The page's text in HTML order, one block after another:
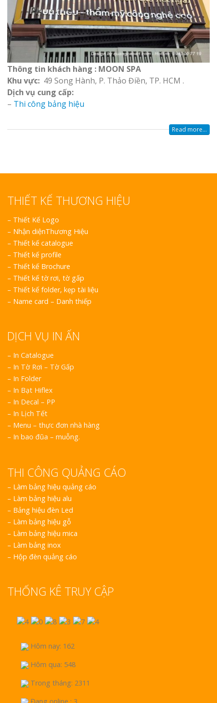
Thông tin khách hàng : MOON SPA
Khu vực: 49 Song Hành, P. Thảo Điền, TP. HCM .
Dịch vụ cung cấp:
– Thi công bảng hiệu
Read more...
THIẾT KẾ THƯƠNG HIỆU
– Thiết Kế Logo
– Nhận diệnThương Hiệu
– Thiết kế catalogue
– Thiết kế profile
– Thiết kế Brochure
– Thiết kế tờ rơi, tờ gấp
– Thiết kế folder, kẹp tài liệu
– Name card – Danh thiếp
DỊCH VỤ IN ẤN
– In Catalogue
– In Tờ Rơi – Tờ Gấp
– In Folder
– In Bạt Hiflex
– In Decal – PP
– In Lịch Tết
– Menu – thực đơn nhà hàng
– In bao đũa – muỗng.
THI CÔNG QUẢNG CÁO
– Làm bảng hiệu quảng cáo
– Làm bảng hiệu alu
– Bảng hiệu đèn Led
– Làm bảng hiệu gỗ
– Làm bảng hiệu mica
– Làm bảng inox
– Hộp đèn quảng cáo
THỐNG KÊ TRUY CẬP
Hôm nay: 162
Hôm qua: 548
Trong tháng: 2311
Đang online : 3
Biển Led
Ma Trận
Thi Công
Nghiệp
Mica Tại Vinh Lấy